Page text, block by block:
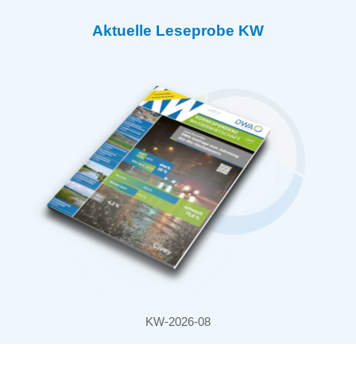
Aktuelle Leseprobe KW
KW-2026-08